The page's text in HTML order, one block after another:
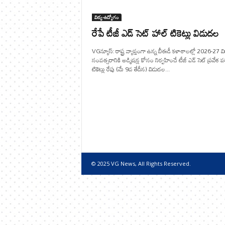
విద్య-ఉద్యోగం
రేపే టీజీ ఎడ్ సెట్ హాల్ టికెట్లు విడుదల
VGన్యూస్: రాష్ట్ర వ్యాప్తంగా ఉన్న బీఈడీ కళాశాలల్లో 2026-27
సంవత్సరానికి అడ్మిషన్ల కోసం నిర్వహించే టీజీ ఎడ్ సెట్ ప్రవేశ
టికెట్లు రేపు (మే 9వ తేదీన) విడుదల...
© 2025 VG News, All Rights Reserved.